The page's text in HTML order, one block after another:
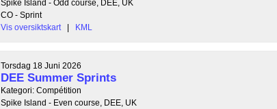
Spike Island - Odd course, DEE, UK
CO - Sprint
Vis oversiktskart
| KML
Torsdag 18 Juni 2026
DEE Summer Sprints
Kategori: Compétition
Spike Island - Even course, DEE, UK